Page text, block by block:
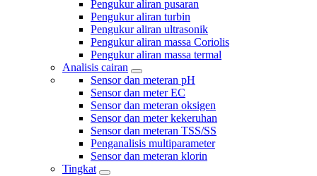
Pengukur aliran pusaran
Pengukur aliran turbin
Pengukur aliran ultrasonik
Pengukur aliran massa Coriolis
Pengukur aliran massa termal
Analisis cairan
Sensor dan meteran pH
Sensor dan meter EC
Sensor dan meteran oksigen
Sensor dan meter kekeruhan
Sensor dan meteran TSS/SS
Penganalisis multiparameter
Sensor dan meteran klorin
Tingkat